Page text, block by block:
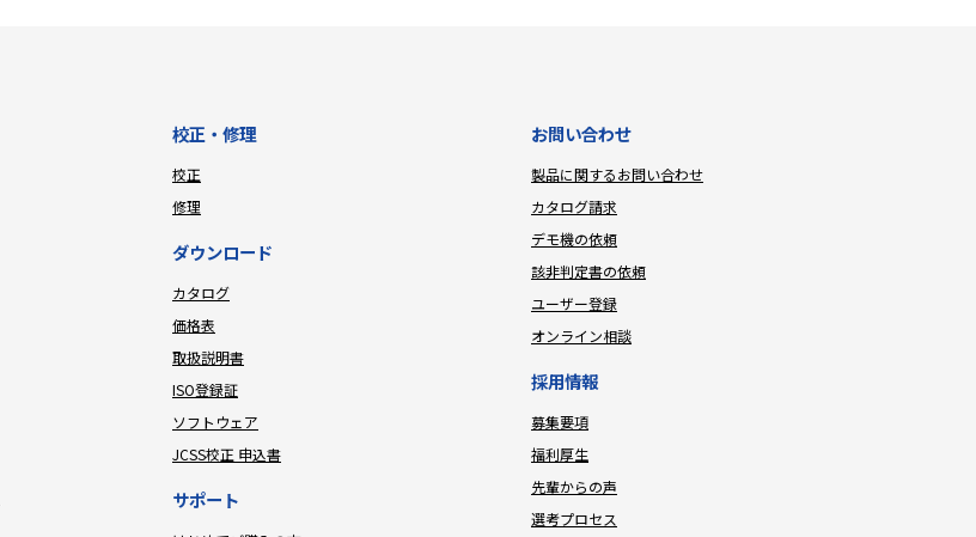
校正・修理
校正
修理
ダウンロード
カタログ
価格表
取扱説明書
ISO登録証
ソフトウェア
JCSS校正 申込書
サポート
お問い合わせ
製品に関するお問い合わせ
カタログ請求
デモ機の依頼
該非判定書の依頼
ユーザー登録
オンライン相談
採用情報
募集要項
福利厚生
先輩からの声
選考プロセス